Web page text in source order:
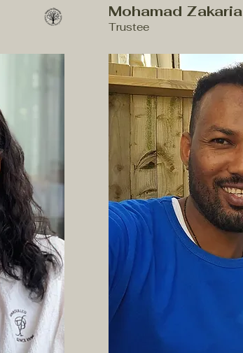
Mohamad Zakaria
Trustee